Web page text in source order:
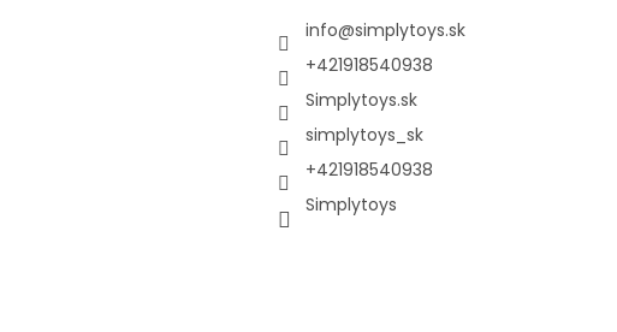
info@simplytoys.sk
+421918540938
Simplytoys.sk
simplytoys_sk
+421918540938
Simplytoys